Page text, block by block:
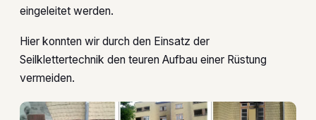
eingeleitet werden.
Hier konnten wir durch den Einsatz der
Seilklettertechnik den teuren Aufbau einer Rüstung
vermeiden.